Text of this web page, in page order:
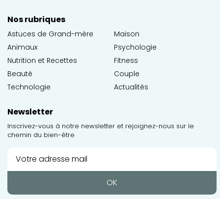
Nos rubriques
Astuces de Grand-mère
Animaux
Nutrition et Recettes
Beauté
Technologie
Maison
Psychologie
Fitness
Couple
Actualités
Newsletter
Inscrivez-vous à notre newsletter et rejoignez-nous sur le
chemin du bien-être
OK